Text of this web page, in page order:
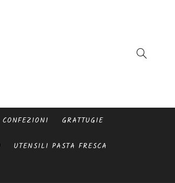
CONFEZIONI GRATTUGIE
UTENSILI PASTA FRESCA